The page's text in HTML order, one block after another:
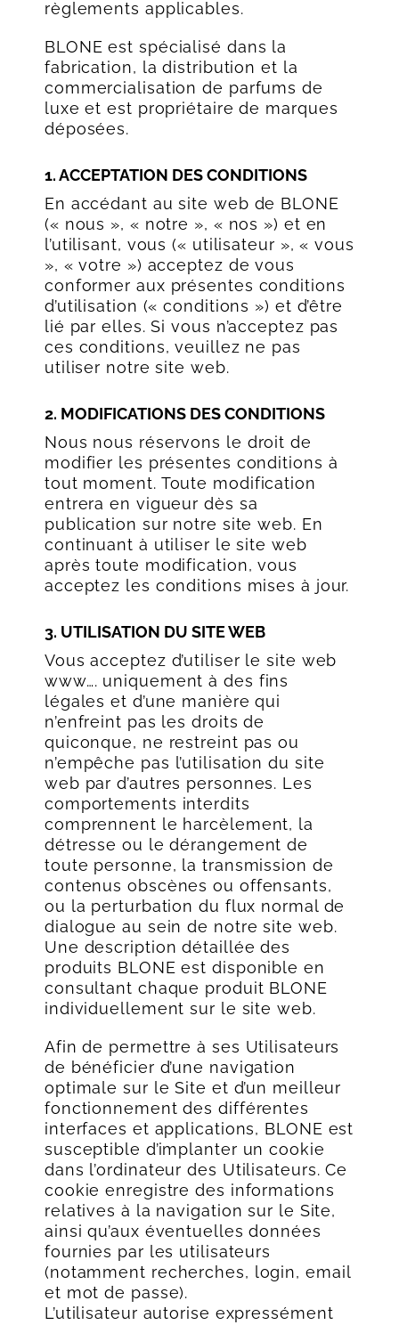
règlements applicables.
BLONE est spécialisé dans la
fabrication, la distribution et la
commercialisation de parfums de
luxe et est propriétaire de marques
déposées.
1. ACCEPTATION DES CONDITIONS
En accédant au site web de BLONE
(« nous », « notre », « nos ») et en
l’utilisant, vous (« utilisateur », « vous
», « votre ») acceptez de vous
conformer aux présentes conditions
d’utilisation (« conditions ») et d’être
lié par elles. Si vous n’acceptez pas
ces conditions, veuillez ne pas
utiliser notre site web.
2. MODIFICATIONS DES CONDITIONS
Nous nous réservons le droit de
modifier les présentes conditions à
tout moment. Toute modification
entrera en vigueur dès sa
publication sur notre site web. En
continuant à utiliser le site web
après toute modification, vous
acceptez les conditions mises à jour.
3. UTILISATION DU SITE WEB
Vous acceptez d’utiliser le site web
www…. uniquement à des fins
légales et d’une manière qui
n’enfreint pas les droits de
quiconque, ne restreint pas ou
n’empêche pas l’utilisation du site
web par d’autres personnes. Les
comportements interdits
comprennent le harcèlement, la
détresse ou le dérangement de
toute personne, la transmission de
contenus obscènes ou offensants,
ou la perturbation du flux normal de
dialogue au sein de notre site web.
Une description détaillée des
produits BLONE est disponible en
consultant chaque produit BLONE
individuellement sur le site web.
Afin de permettre à ses Utilisateurs
de bénéficier d’une navigation
optimale sur le Site et d’un meilleur
fonctionnement des différentes
interfaces et applications, BLONE est
susceptible d’implanter un cookie
dans l’ordinateur des Utilisateurs. Ce
cookie enregistre des informations
relatives à la navigation sur le Site,
ainsi qu’aux éventuelles données
fournies par les utilisateurs
(notamment recherches, login, email
et mot de passe).
L’utilisateur autorise expressément